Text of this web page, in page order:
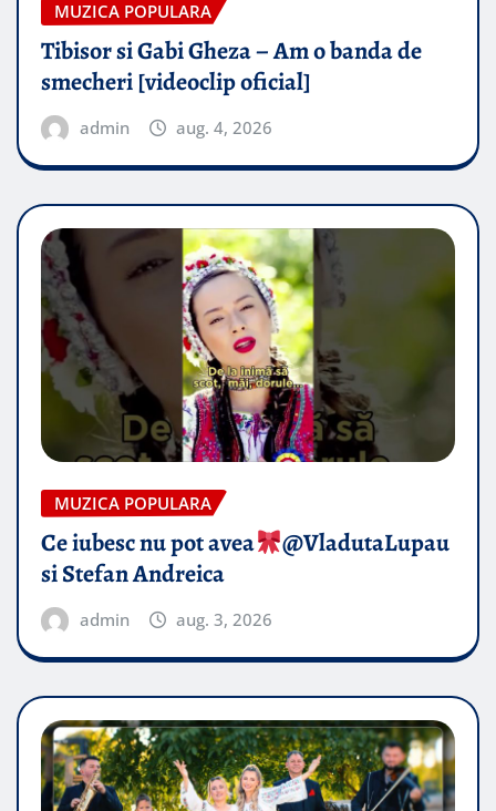
MUZICA POPULARA
Tibisor si Gabi Gheza – Am o banda de
smecheri [videoclip oficial]
admin aug. 4, 2026
MUZICA POPULARA
Ce iubesc nu pot avea
​@VladutaLupau
si Stefan Andreica
admin aug. 3, 2026